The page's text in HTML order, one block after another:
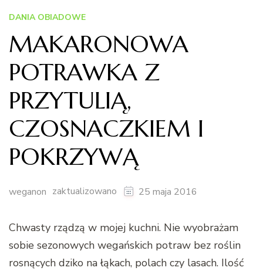
DANIA OBIADOWE
MAKARONOWA
POTRAWKA Z
PRZYTULIĄ,
CZOSNACZKIEM I
POKRZYWĄ
weganon zaktualizowano 25 maja 2016
Chwasty rządzą w mojej kuchni. Nie wyobrażam
sobie sezonowych wegańskich potraw bez roślin
rosnących dziko na łąkach, polach czy lasach. Ilość